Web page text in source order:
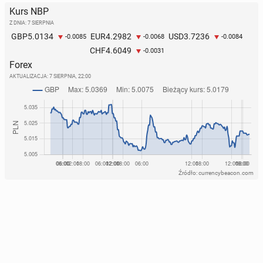
Kurs NBP
Z DNIA: 7 SIERPNIA
GBP5.0134 -0.0085 EUR4.2982 -0.0068 USD3.7236 -0.0084
CHF4.6049 -0.0031
Forex
AKTUALIZACJA: 7 SIERPNIA, 22:00
Źródło: currencybeacon.com